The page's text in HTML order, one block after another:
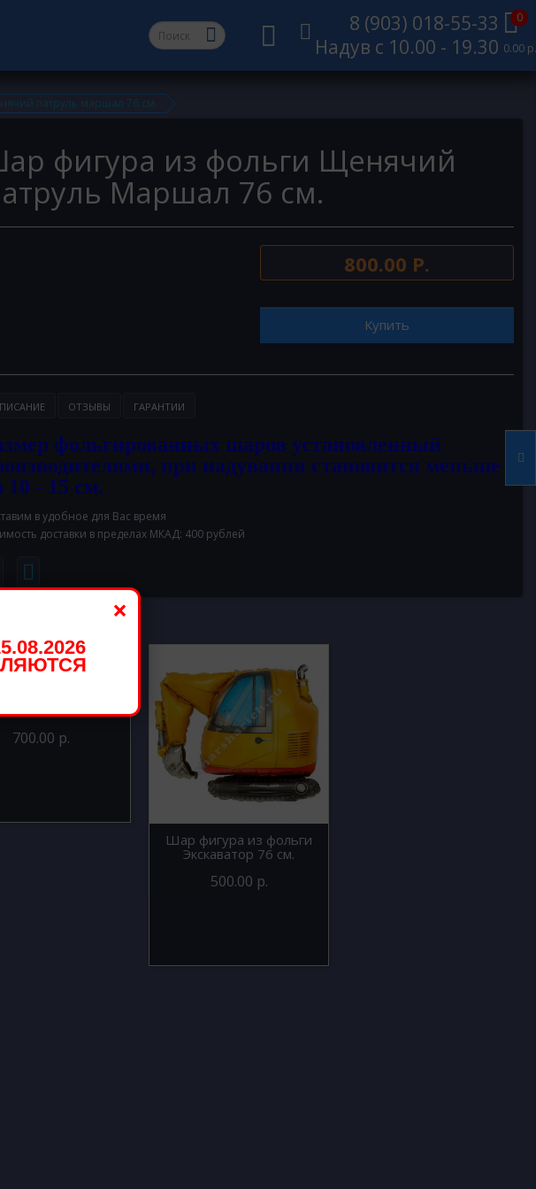
8 (903) 018-55-33
Надув с 10.00 - 19.30
0
0.00 р.
патруль маршал 76 см.
фигура из фольги Щенячий
Маршал 76 см.
800.00 Р.
Купить
ОТЗЫВЫ ГАРАНТИИ
фольгированных шаров установленный
при надувании становится меньше
10 - 15 см.
в удобное для Вас время
доставки в пределах МКАД: 400 рублей
71 см.
700.00 р.
Шар фигура из фольги
Экскаватор 76 см.
500.00 р.
×